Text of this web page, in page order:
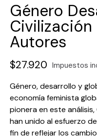
Género
Autores
$27.920 Impuestos
Género, desarrollo y
economía feminista
pionera en este análisis,
han unido al esfuerzo
fin de reflejar los